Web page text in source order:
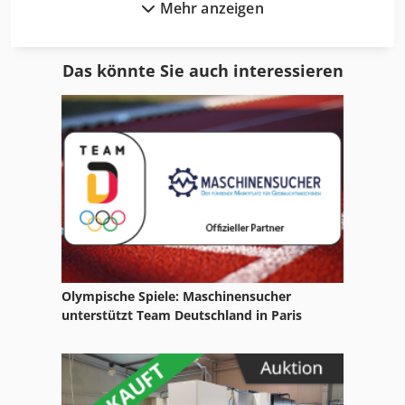
Bohr Fräsmaschine
Bohrvorschub
Bohrwerk
Donau Bohrmaschine
Famot
Famot Drehmaschine
Famup
Lematec Bohrmaschine
Mehr anzeigen
Das könnte Sie auch interessieren
Olympische Spiele: Maschinensucher
unterstützt Team Deutschland in Paris